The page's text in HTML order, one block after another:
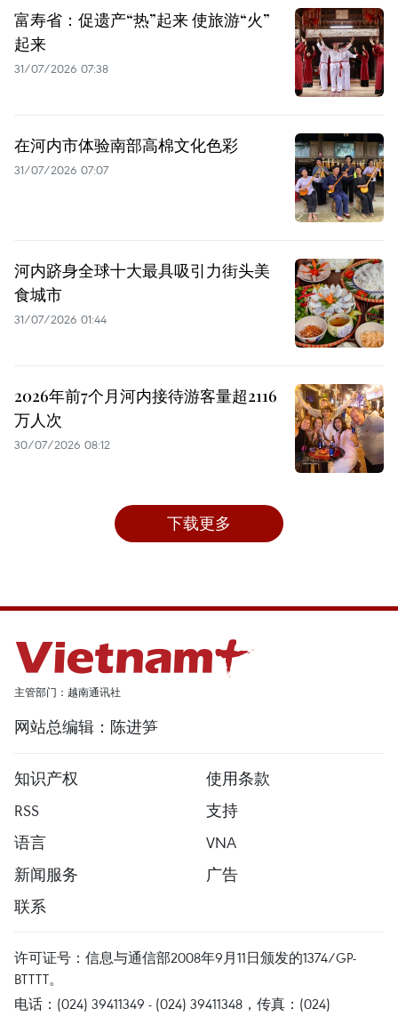
富寿省：促遗产“热”起来 使旅游“火”
起来
31/07/2026 07:38
在河内市体验南部高棉文化色彩
31/07/2026 07:07
河内跻身全球十大最具吸引力街头美
食城市
31/07/2026 01:44
2026年前7个月河内接待游客量超2116
万人次
30/07/2026 08:12
下载更多
主管部门：越南通讯社
网站总编辑：陈进笋
知识产权
使用条款
RSS
支持
语言
VNA
新闻服务
广告
联系
许可证号：信息与通信部2008年9月11日颁发的1374/GP-
BTTTT。
电话：(024) 39411349 - (024) 39411348，传真：(024)